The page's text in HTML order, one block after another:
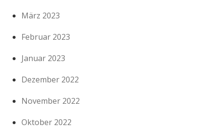
März 2023
Februar 2023
Januar 2023
Dezember 2022
November 2022
Oktober 2022